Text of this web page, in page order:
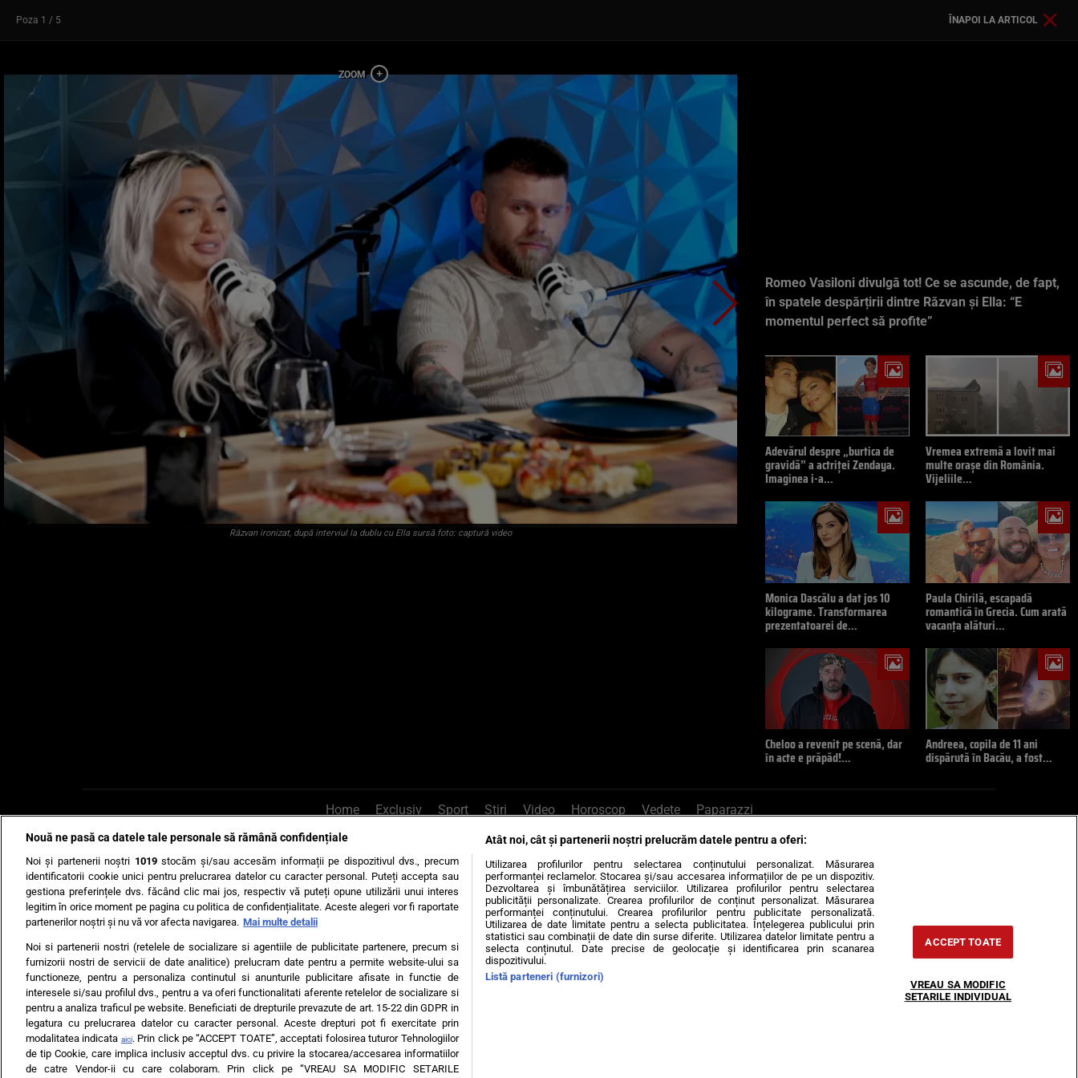
Poza 1 / 5 ÎNAPOI LA ARTICOL
Răzvan ironizat, după interviul la dublu cu Ella sursă foto: captură video
Romeo Vasiloni divulgă tot! Ce se ascunde, de fapt,
în spatele despărțirii dintre Răzvan și Ella: “E
momentul perfect să profite”
Adevărul despre „burtica de
gravidă” a actriței Zendaya.
Imaginea i-a…
Vremea extremă a lovit mai
multe orașe din România.
Vijeliile…
Monica Dascălu a dat jos 10
kilograme. Transformarea
prezentatoarei de…
Paula Chirilă, escapadă
romantică în Grecia. Cum arată
vacanța alături…
Cheloo a revenit pe scenă, dar
în acte e prăpăd!…
Andreea, copila de 11 ani
dispărută în Bacău, a fost…
Home Exclusiv Sport Știri Video Horoscop Vedete Paparazzi
AI UN PONT? Scrie-ne pe Whatsapp, sună la 0741226226 sau trimite mail la pont@cancan.ro
Știri interne Știri externe Politică
Ultimele stiri Diete Insula Iubirii Dictionar de vise LIFE STYLE Horoscop
Echipa editorială Termeni si condiții Politica de confidențialitate
Nouă ne pasă ca datele tale personale să rămână confidențiale
Noi și partenerii noștri 1019stocăm și/sau accesăm informații pe dispozitivul dvs., precum
identificatorii cookie unici pentru prelucrarea datelor cu caracter personal. Puteți accepta sau
gestiona preferințele dvs. făcând clic mai jos, respectiv vă puteți opune utilizării unui interes
legitim în orice moment pe pagina cu politica de confidențialitate. Aceste alegeri vor fi raportate
partenerilor noștri și nu vă vor afecta navigarea. Mai multe detalii
Noi si partenerii nostri (retelele de socializare si agentiile de publicitate partenere, precum si
furnizorii nostri de servicii de date analitice) prelucram date pentru a permite website-ului sa
functioneze, pentru a personaliza continutul si anunturile publicitare afisate in functie de
interesele si/sau profilul dvs., pentru a va oferi functionalitati aferente retelelor de socializare si
pentru a analiza traficul pe website. Beneficiati de drepturile prevazute de art. 15-22 din GDPR in
legatura cu prelucrarea datelor cu caracter personal. Aceste drepturi pot fi exercitate prin
modalitatea indicata aici. Prin click pe “ACCEPT TOATE”, acceptati folosirea tuturor Tehnologiilor
de tip Cookie, care implica inclusiv acceptul dvs. cu privire la stocarea/accesarea informatiilor
de catre Vendor-ii cu care colaboram. Prin click pe “VREAU SA MODIFIC SETARILE
Atât noi, cât și partenerii noștri prelucrăm datele pentru a oferi:
Utilizarea profilurilor pentru selectarea conținutului personalizat. Măsurarea
performanței reclamelor. Stocarea și/sau accesarea informațiilor de pe un dispozitiv.
Dezvoltarea și îmbunătățirea serviciilor. Utilizarea profilurilor pentru selectarea
publicității personalizate. Crearea profilurilor de conținut personalizat. Măsurarea
performanței conținutului. Crearea profilurilor pentru publicitate personalizată.
Utilizarea de date limitate pentru a selecta publicitatea. Înțelegerea publicului prin
statistici sau combinații de date din surse diferite. Utilizarea datelor limitate pentru a
selecta conținutul. Date precise de geolocație și identificarea prin scanarea
dispozitivului.
Listă parteneri (furnizori)
ACCEPT TOATE
VREAU SA MODIFIC
SETARILE INDIVIDUAL